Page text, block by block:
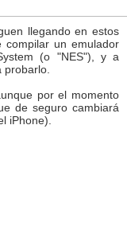
llegando en estos
un emulador
(o "NES"), y a
por el momento
de seguro cambiará
iPhone).